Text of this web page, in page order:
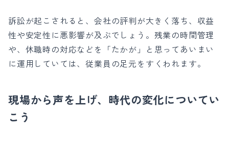
訴訟が起こされると、会社の評判が大きく落ち、収益
性や安定性に悪影響が及ぶでしょう。残業の時間管理
や、休職時の対応などを「たかが」と思ってあいまい
に運用していては、従業員の足元をすくわれます。
現場から声を上げ、時代の変化についてい
こう